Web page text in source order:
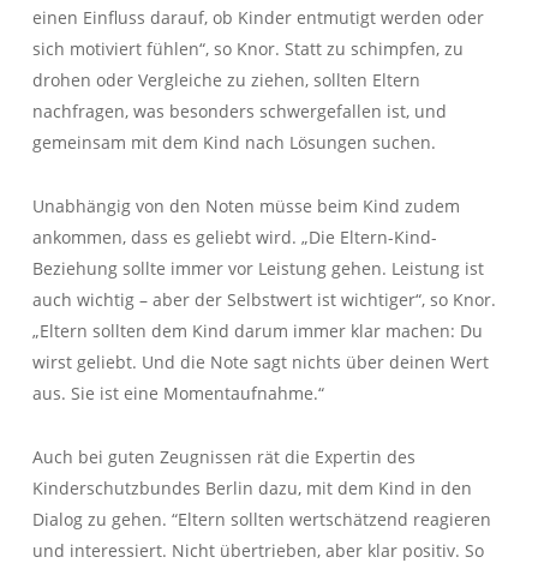
einen Einfluss darauf, ob Kinder entmutigt werden oder
sich motiviert fühlen“, so Knor. Statt zu schimpfen, zu
drohen oder Vergleiche zu ziehen, sollten Eltern
nachfragen, was besonders schwergefallen ist, und
gemeinsam mit dem Kind nach Lösungen suchen.
Unabhängig von den Noten müsse beim Kind zudem
ankommen, dass es geliebt wird. „Die Eltern-Kind-
Beziehung sollte immer vor Leistung gehen. Leistung ist
auch wichtig – aber der Selbstwert ist wichtiger“, so Knor.
„Eltern sollten dem Kind darum immer klar machen: Du
wirst geliebt. Und die Note sagt nichts über deinen Wert
aus. Sie ist eine Momentaufnahme.“
Auch bei guten Zeugnissen rät die Expertin des
Kinderschutzbundes Berlin dazu, mit dem Kind in den
Dialog zu gehen. “Eltern sollten wertschätzend reagieren
und interessiert. Nicht übertrieben, aber klar positiv. So